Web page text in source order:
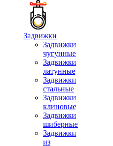
Задвижки
Задвижки
чугунные
Задвижки
латунные
Задвижки
стальные
Задвижки
клиновые
Задвижки
шиберные
Задвижки
из